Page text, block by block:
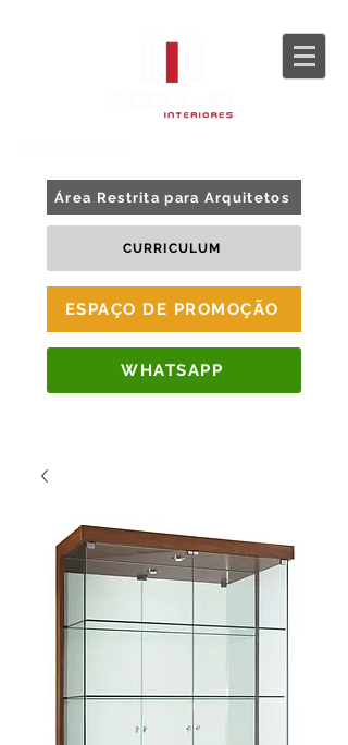
Área Restrita para Arquitetos
CURRICULUM
ESPAÇO DE PROMOÇÃO
WHATSAPP